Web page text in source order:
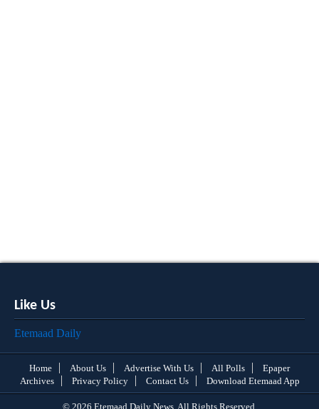
Like Us
Etemaad Daily
Home About Us Advertise With Us All Polls
Epaper
Archives
Privacy Policy Contact Us Download Etemaad App
© 2026 Etemaad Daily News, All Rights Reserved.